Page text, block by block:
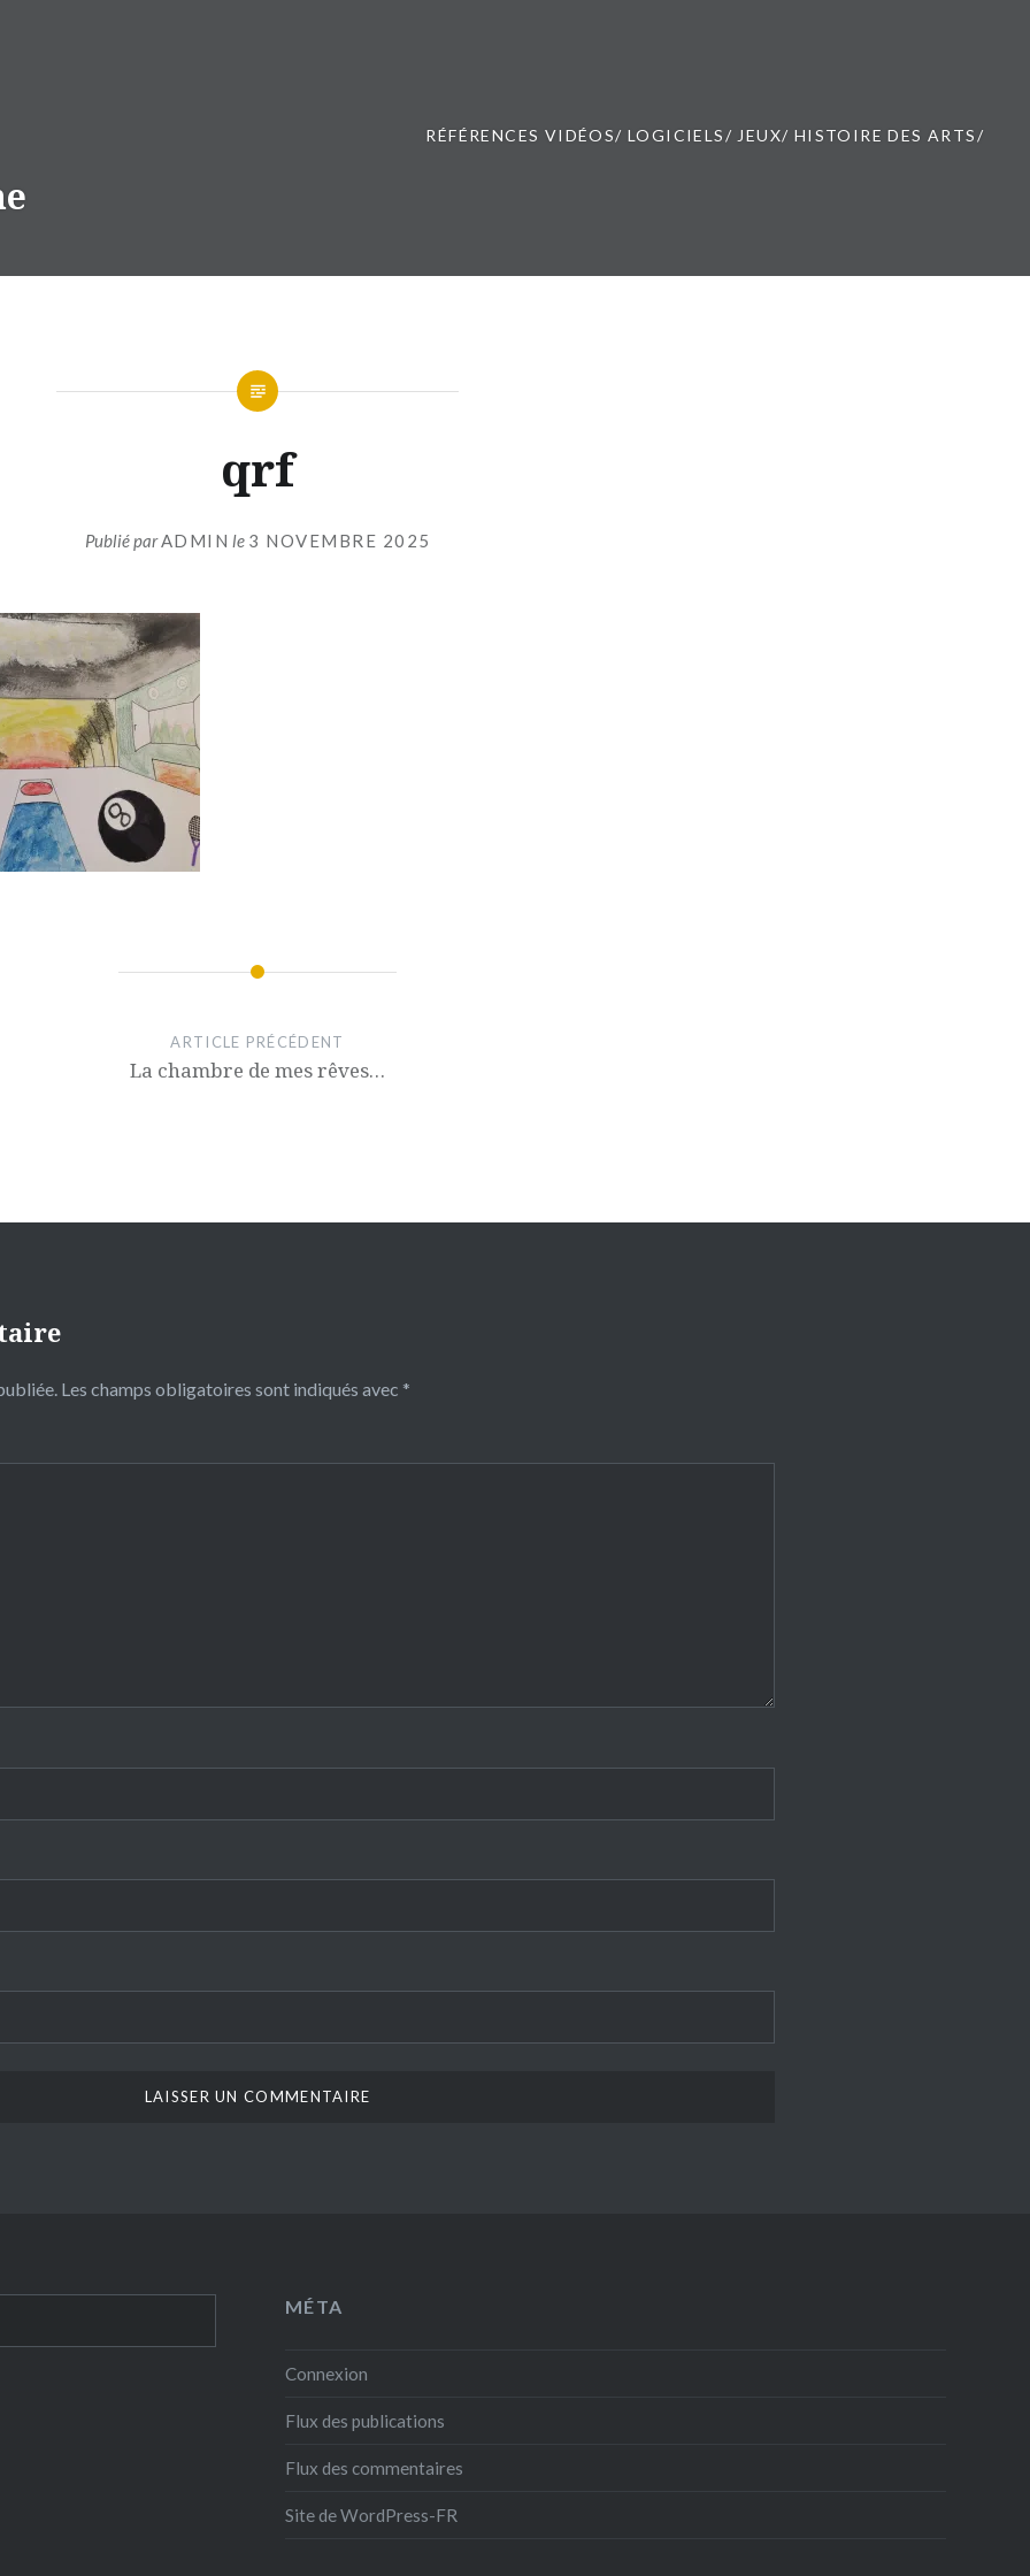
RÉFÉRENCES VIDÉOS/ LOGICIELS/ JEUX/ HISTOIRE DES ARTS/
qrf
Publié parADMIN le 3 NOVEMBRE 2025
ARTICLE PRÉCÉDENT
La chambre de mes rêves…
Les champs obligatoires sont indiqués avec *
MÉTA
Connexion
Flux des publications
Flux des commentaires
Site de WordPress-FR